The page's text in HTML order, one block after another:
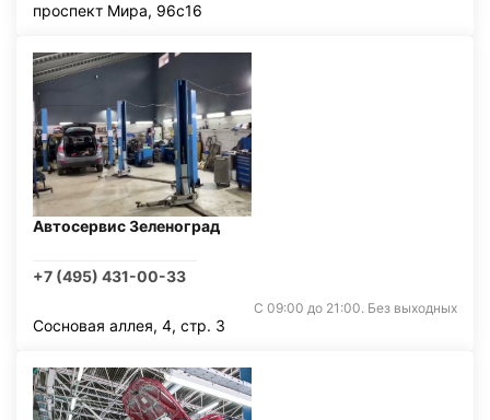
проспект Мира, 96с16
Автосервис Зеленоград
+7 (495) 431-00-33
С 09:00 до 21:00. Без выходных
Сосновая аллея, 4, стр. 3